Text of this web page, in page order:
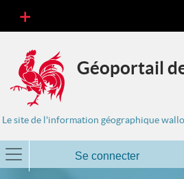
Géoportail
Le site de l'information géographique
Se connecter